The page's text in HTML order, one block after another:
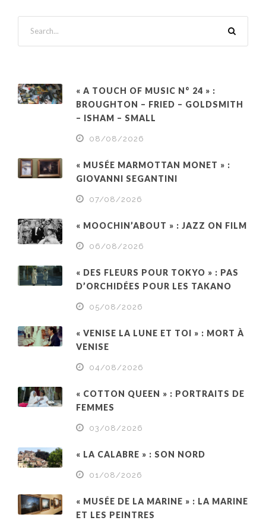
« A TOUCH OF MUSIC N° 24 » :
BROUGHTON – FRIED – GOLDSMITH
– ISHAM – SMALL
08/08/2026
« MUSÉE MARMOTTAN MONET » :
GIOVANNI SEGANTINI
07/08/2026
« MOOCHIN’ABOUT » : JAZZ ON FILM
06/08/2026
« DES FLEURS POUR TOKYO » : PAS
D’ORCHIDÉES POUR LES TAKANO
05/08/2026
« VENISE LA LUNE ET TOI » : MORT À
VENISE
04/08/2026
« COTTON QUEEN » : PORTRAITS DE
FEMMES
03/08/2026
« LA CALABRE » : SON NORD
01/08/2026
« MUSÉE DE LA MARINE » : LA MARINE
ET LES PEINTRES